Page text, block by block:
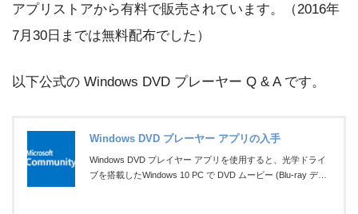
アプリストアから有料で販売されています。（2016年
7月30日までは無料配布でした）
以下公式の Windows DVD プレーヤー Q & A です。
Windows DVD プレーヤー アプリの入手
Windows DVD プレイヤー アプリを使用すると、光学ドライ
ブを搭載したWindows 10 PC で DVD ムービー (Blu-ray ディ